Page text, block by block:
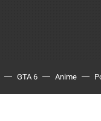
GTA 6 Anime